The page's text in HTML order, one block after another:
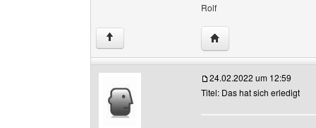
Rolf
↑ Website dieses
24.02.2022 um 12:59
Titel: Das hat sich erledigt